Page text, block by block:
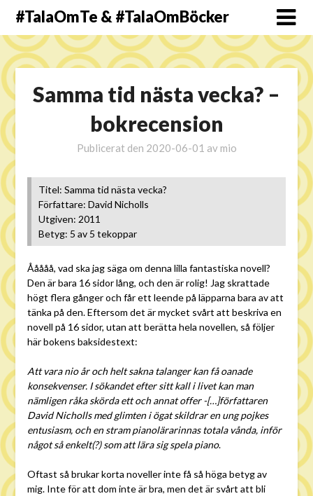
#TalaOmTe & #TalaOmBöcker
Samma tid nästa vecka? –
bokrecension
Publicerat den 2020-06-01 av mio
Titel: Samma tid nästa vecka?
Författare: David Nicholls
Utgiven: 2011
Betyg: 5 av 5 tekoppar
Ååååå, vad ska jag säga om denna lilla fantastiska novell?
Den är bara 16 sidor lång, och den är rolig! Jag skrattade
högt flera gånger och får ett leende på läpparna bara av att
tänka på den. Eftersom det är mycket svårt att beskriva en
novell på 16 sidor, utan att berätta hela novellen, så följer
här bokens baksidestext:
Att vara nio år och helt sakna talanger kan få oanade
konsekvenser. I sökandet efter sitt kall i livet kan man
nämligen råka skörda ett och annat offer -[…]författaren
David Nicholls med glimten i ögat skildrar en ung pojkes
entusiasm, och en stram pianolärarinnas totala vånda, inför
något så enkelt(?) som att lära sig spela piano.
Oftast så brukar korta noveller inte få så höga betyg av
mig. Inte för att dom inte är bra, men det är svårt att bli